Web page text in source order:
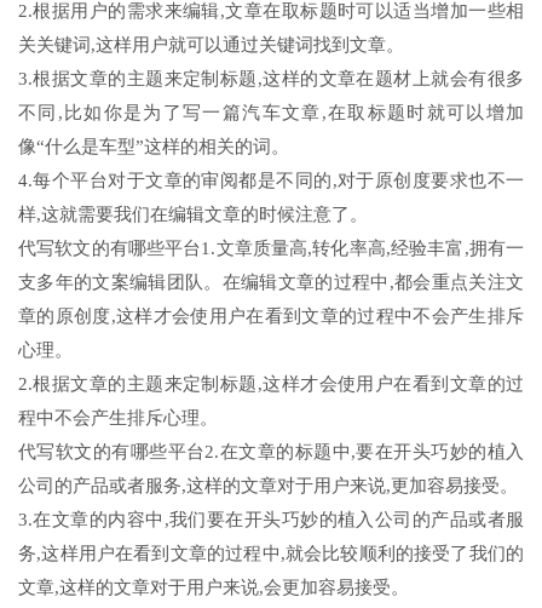
2.根据用户的需求来编辑,文章在取标题时可以适当增加一些相
关关键词,这样用户就可以通过关键词找到文章。
3.根据文章的主题来定制标题,这样的文章在题材上就会有很多
不同,比如你是为了写一篇汽车文章,在取标题时就可以增加
像“什么是车型”这样的相关的词。
4.每个平台对于文章的审阅都是不同的,对于原创度要求也不一
样,这就需要我们在编辑文章的时候注意了。
代写软文的有哪些平台1.文章质量高,转化率高,经验丰富,拥有一
支多年的文案编辑团队。在编辑文章的过程中,都会重点关注文
章的原创度,这样才会使用户在看到文章的过程中不会产生排斥
心理。
2.根据文章的主题来定制标题,这样才会使用户在看到文章的过
程中不会产生排斥心理。
代写软文的有哪些平台2.在文章的标题中,要在开头巧妙的植入
公司的产品或者服务,这样的文章对于用户来说,更加容易接受。
3.在文章的内容中,我们要在开头巧妙的植入公司的产品或者服
务,这样用户在看到文章的过程中,就会比较顺利的接受了我们的
文章,这样的文章对于用户来说,会更加容易接受。